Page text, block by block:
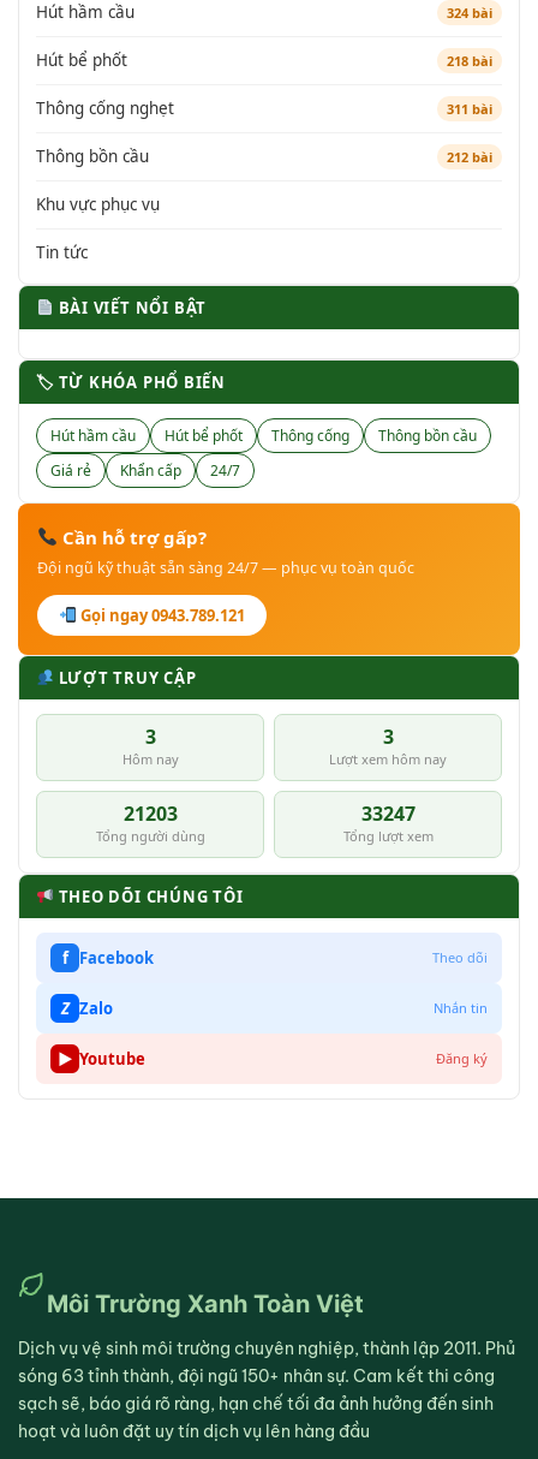
Hút hầm cầu 324 bài
Hút bể phốt 218 bài
Thông cống nghẹt 311 bài
Thông bồn cầu 212 bài
Khu vực phục vụ
Tin tức
BÀI VIẾT NỔI BẬT
🏷 TỪ KHÓA PHỔ BIẾN
Hút hầm cầu Hút bể phốt Thông cống
Thông bồn cầu
Giá rẻ
Khẩn cấp 24/7
Cần hỗ trợ gấp?
Đội ngũ kỹ thuật sẵn sàng 24/7 — phục vụ toàn quốc
Gọi ngay 0943.789.121
LƯỢT TRUY CẬP
3
Hôm nay
3
Lượt xem hôm nay
21203
Tổng người dùng
33247
Tổng lượt xem
THEO DÕI CHÚNG TÔI
f Facebook Theo dõi
Z Zalo Nhắn tin
▶ Youtube Đăng ký
Môi Trường Xanh Toàn Việt
Dịch vụ vệ sinh môi trường chuyên nghiệp, thành lập 2011. Phủ
sóng 63 tỉnh thành, đội ngũ 150+ nhân sự. Cam kết thi công
sạch sẽ, báo giá rõ ràng, hạn chế tối đa ảnh hưởng đến sinh
hoạt và luôn đặt uy tín dịch vụ lên hàng đầu